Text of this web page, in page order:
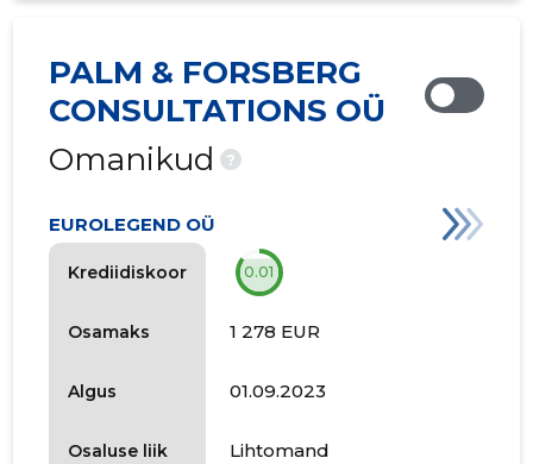
PALM & FORSBERG
CONSULTATIONS OÜ
Omanikud
?
Krediidiskoor
Osamaks
Algus
Osaluse liik
EUROLEGEND OÜ
0.01
1 278 EUR
01.09.2023
Lihtomand